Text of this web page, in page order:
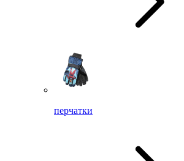
перчатки